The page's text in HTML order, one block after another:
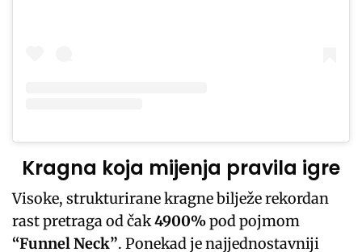
Kragna koja mijenja pravila igre
Visoke, strukturirane kragne bilježe rekordan
rast pretraga od čak4900%pod pojmom
“Funnel Neck”. Ponekad je najjednostavniji